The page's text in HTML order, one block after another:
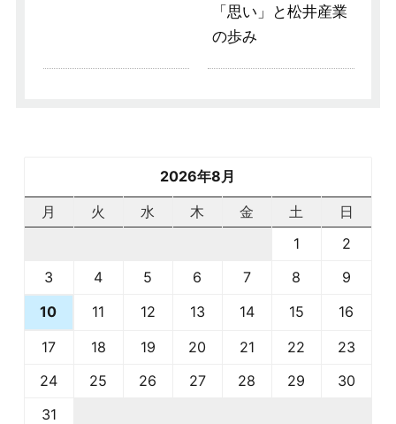
「思い」と松井産業
の歩み
2026年8月
月
火 水 木 金 土
日
1
2
3
4 5 6 7 8
9
10
11 12 13 14 15
16
17
18 19 20 21 22
23
24
25 26 27 28 29
30
31